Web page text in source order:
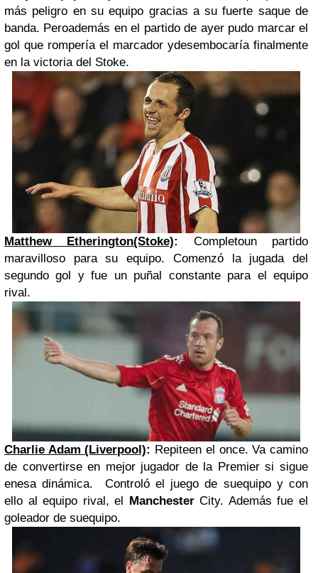
más peligro en su equipo gracias a su fuerte saque de
banda. Peroademás en el partido de ayer pudo marcar el
gol que rompería el marcador ydesembocaría finalmente
en la victoria del Stoke.
Matthew Etherington(Stoke): Completoun partido
maravilloso para su equipo. Comenzó la jugada del
segundo gol y fue un puñal constante para el equipo
rival.
Charlie Adam (Liverpool): Repiteen el once. Va camino
de convertirse en mejor jugador de la Premier si sigue
enesa dinámica. Controló el juego de suequipo y con
ello al equipo rival, el ManchesterCity. Además fue el
goleador de suequipo.